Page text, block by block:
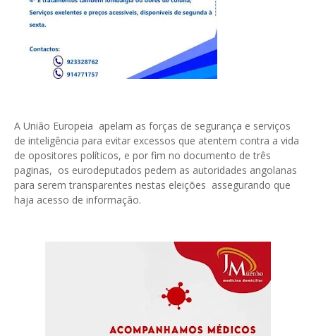
A União Europeia apelam as forças de segurança e serviços
de inteligência para evitar excessos que atentem contra a vida
de opositores políticos, e por fim no documento de três
paginas, os eurodeputados pedem as autoridades angolanas
para serem transparentes nestas eleições assegurando que
haja acesso de informação.